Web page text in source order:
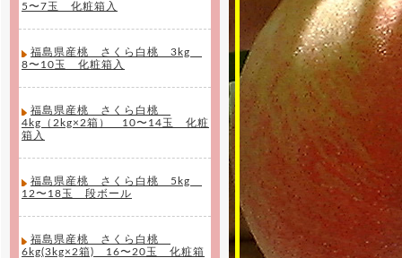
5〜7玉 化粧箱入
福島県産桃 さくら白桃 3kg
8〜10玉 化粧箱入
福島県産桃 さくら白桃
4kg（2kg×2箱） 10〜14玉 化粧
箱入
福島県産桃 さくら白桃 5kg
12〜18玉 段ボール
福島県産桃 さくら白桃
6kg(3kg×2箱) 16〜20玉 化粧箱